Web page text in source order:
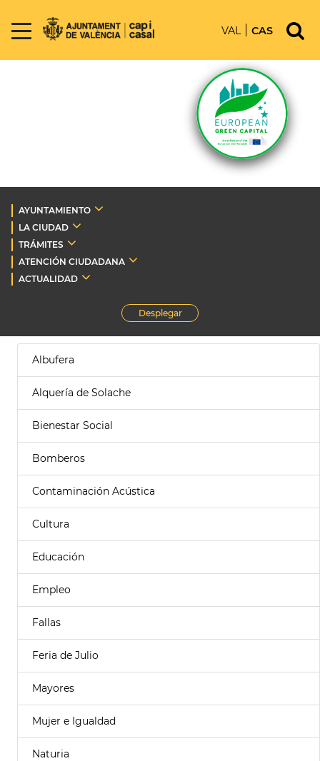
VAL CAS
AYUNTAMIENTO
LA CIUDAD
TRÁMITES
ATENCIÓN CIUDADANA
ACTUALIDAD
Desplegar
Albufera
Alquería de Solache
Bienestar Social
Bomberos
Contaminación Acústica
Cultura
Educación
Empleo
Fallas
Feria de Julio
Mayores
Mujer e Igualdad
Naturia